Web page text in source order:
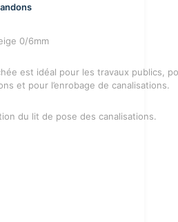
0/6mm
est idéal pour les travaux publics,
et pour l’enrobage de canalisations.
du lit de pose des canalisations.